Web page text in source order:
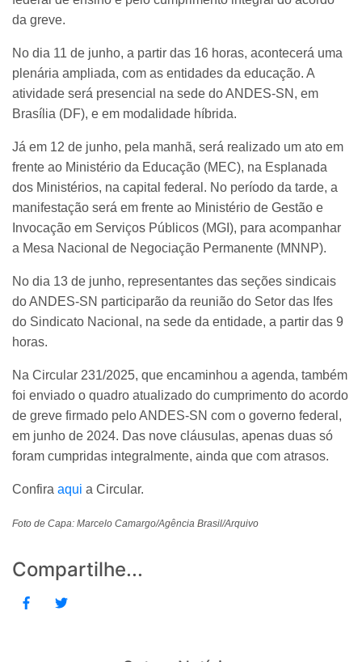
da greve.
No dia 11 de junho, a partir das 16 horas, acontecerá uma
plenária ampliada, com as entidades da educação. A
atividade será presencial na sede do ANDES-SN, em
Brasília (DF), e em modalidade híbrida.
Já em 12 de junho, pela manhã, será realizado um ato em
frente ao Ministério da Educação (MEC), na Esplanada
dos Ministérios, na capital federal. No período da tarde, a
manifestação será em frente ao Ministério de Gestão e
Invocação em Serviços Públicos (MGI), para acompanhar
a Mesa Nacional de Negociação Permanente (MNNP).
No dia 13 de junho, representantes das seções sindicais
do ANDES-SN participarão da reunião do Setor das Ifes
do Sindicato Nacional, na sede da entidade, a partir das 9
horas.
Na Circular 231/2025, que encaminhou a agenda, também
foi enviado o quadro atualizado do cumprimento do acordo
de greve firmado pelo ANDES-SN com o governo federal,
em junho de 2024. Das nove cláusulas, apenas duas só
foram cumpridas integralmente, ainda que com atrasos.
Confira aqui a Circular.
Foto de Capa: Marcelo Camargo/Agência Brasil/Arquivo
Compartilhe...